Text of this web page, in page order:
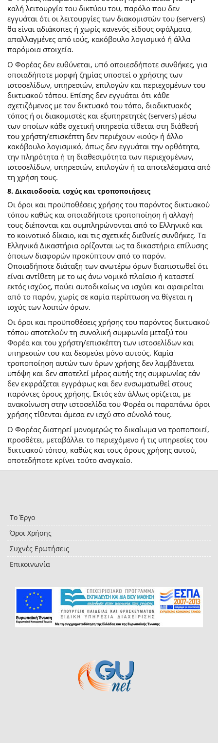
καλή λειτουργία του δικτύου του, παρόλο που δεν
εγγυάται ότι οι λειτουργίες των διακομιστών του (servers)
θα είναι αδιάκοπες ή χωρίς κανενός είδους σφάλματα,
απαλλαγμένες από ιούς, κακόβουλο λογισμικό ή άλλα
παρόμοια στοιχεία.
Ο Φορέας δεν ευθύνεται, υπό οποιεσδήποτε συνθήκες, για
οποιαδήποτε μορφή ζημίας υποστεί ο χρήστης των
ιστοσελίδων, υπηρεσιών, επιλογών και περιεχομένων του
δικτυακού τόπου. Επίσης δεν εγγυάται ότι κάθε
σχετιζόμενος με τον δικτυακό του τόπο, διαδικτυακός
τόπος ή οι διακομιστές και εξυπηρετητές (servers) μέσω
των οποίων κάθε σχετική υπηρεσία τίθεται στη διάθεσή
του χρήστη/επισκέπτη δεν περιέχουν «ιούς» ή άλλο
κακόβουλο λογισμικό, όπως δεν εγγυάται την ορθότητα,
την πληρότητα ή τη διαθεσιμότητα των περιεχομένων,
ιστοσελίδων, υπηρεσιών, επιλογών ή τα αποτελέσματα από
τη χρήση τους.
8. Δικαιοδοσία, ισχύς και τροποποιήσεις
Οι όροι και προϋποθέσεις χρήσης του παρόντος δικτυακού
τόπου καθώς και οποιαδήποτε τροποποίηση ή αλλαγή
τους διέπονται και συμπληρώνονται από το Ελληνικό και
το κοινοτικό δίκαιο, και τις σχετικές διεθνείς συνθήκες. Τα
Ελληνικά Δικαστήρια ορίζονται ως τα δικαστήρια επίλυσης
όποιων διαφορών προκύπτουν από το παρόν.
Οποιαδήποτε διάταξη των ανωτέρω όρων διαπιστωθεί ότι
είναι αντίθετη με το ως άνω νομικό πλαίσιο ή καταστεί
εκτός ισχύος, παύει αυτοδικαίως να ισχύει και αφαιρείται
από το παρόν, χωρίς σε καμία περίπτωση να θίγεται η
ισχύς των λοιπών όρων.
Οι όροι και προϋποθέσεις χρήσης του παρόντος δικτυακού
τόπου αποτελούν τη συνολική συμφωνία μεταξύ του
Φορέα και του χρήστη/επισκέπτη των ιστοσελίδων και
υπηρεσιών του και δεσμεύει μόνο αυτούς. Καμία
τροποποίηση αυτών των όρων χρήσης δεν λαμβάνεται
υπόψη και δεν αποτελεί μέρος αυτής της συμφωνίας εάν
δεν εκφράζεται εγγράφως και δεν ενσωματωθεί στους
παρόντες όρους χρήσης. Εκτός εάν άλλως ορίζεται, με
ανακοίνωση στην ιστοσελίδα του Φορέα οι παραπάνω όροι
χρήσης τίθενται άμεσα εν ισχύ στο σύνολό τους.
Ο Φορέας διατηρεί μονομερώς το δικαίωμα να τροποποιεί,
προσθέτει, μεταβάλλει το περιεχόμενο ή τις υπηρεσίες του
δικτυακού τόπου, καθώς και τους όρους χρήσης αυτού,
οποτεδήποτε κρίνει τούτο αναγκαίο.
Το Έργο
Όροι Χρήσης
Συχνές Ερωτήσεις
Επικοινωνία